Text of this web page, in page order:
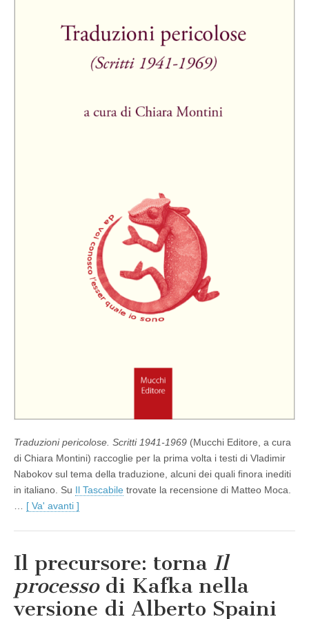
Traduzioni pericolose. Scritti 1941-1969 (Mucchi Editore, a cura
di Chiara Montini) raccoglie per la prima volta i testi di Vladimir
Nabokov sul tema della traduzione, alcuni dei quali finora inediti
in italiano. Su Il Tascabile trovate la recensione di Matteo Moca.
[ Va' avanti ]
Il precursore: torna Il
processodi Kafka nella
versione di Alberto Spaini